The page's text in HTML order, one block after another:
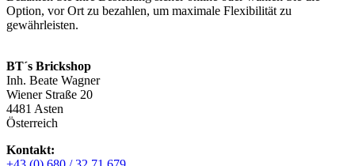
Option, vor Ort zu bezahlen, um maximale Flexibilität zu
gewährleisten.
BT´s Brickshop​
Inh. Beate Wagner
Wiener Straße 20
4481 Asten
Österreich
Kontakt: